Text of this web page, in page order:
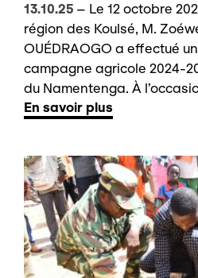
13.10.25 – Le 12 octobre
région des Koulsé, M.
OUÉDRAOGO a effectué
campagne agricole 2024-
du Namentenga. À
En savoir plus